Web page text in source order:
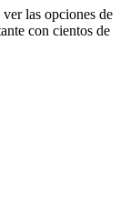
las opciones de
con cientos de